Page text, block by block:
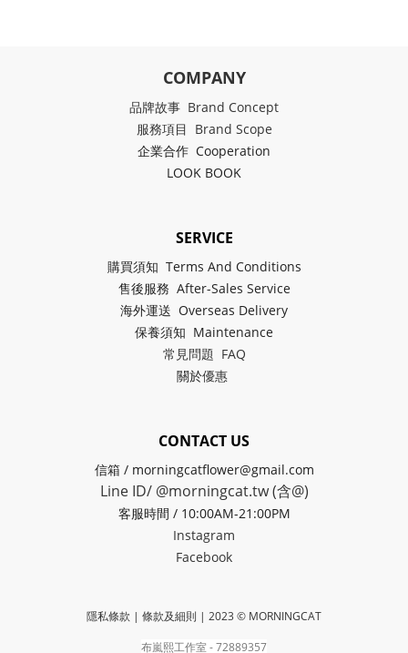
COMPANY
品牌故事 Brand Concept
服務項目 Brand Scope
企業合作 Cooperation
LOOK BOOK
SERVICE
購買須知 Terms And Conditions
售後服務 After-Sales Service
海外運送 Overseas Delivery
保養須知 Maintenance
常見問題 FAQ
關於優惠
CONTACT US
信箱 / morningcatflower@gmail.com
Line ID/ @morningcat.tw (含@)
客服時間 / 10:00AM-21:00PM
Instagram
Facebook
隱私條款 | 條款及細則 | 2023 © MORNINGCAT
布嵐熙工作室 - 72889357